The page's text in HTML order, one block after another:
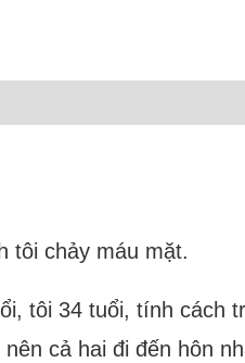
tôi chảy máu mặt.
tôi 34 tuổi, tính cách
cả hai đi đến hôn